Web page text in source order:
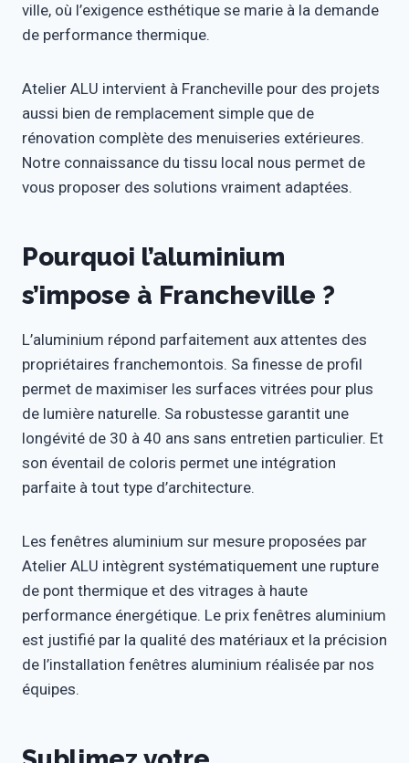
ville, où l’exigence esthétique se marie à la demande
de performance thermique.
Atelier ALU intervient à Francheville pour des projets
aussi bien de remplacement simple que de
rénovation complète des menuiseries extérieures.
Notre connaissance du tissu local nous permet de
vous proposer des solutions vraiment adaptées.
Pourquoi l’aluminium
s’impose à Francheville ?
L’aluminium répond parfaitement aux attentes des
propriétaires franchemontois. Sa finesse de profil
permet de maximiser les surfaces vitrées pour plus
de lumière naturelle. Sa robustesse garantit une
longévité de 30 à 40 ans sans entretien particulier. Et
son éventail de coloris permet une intégration
parfaite à tout type d’architecture.
Les fenêtres aluminium sur mesure proposées par
Atelier ALU intègrent systématiquement une rupture
de pont thermique et des vitrages à haute
performance énergétique. Le prix fenêtres aluminium
est justifié par la qualité des matériaux et la précision
de l’installation fenêtres aluminium réalisée par nos
équipes.